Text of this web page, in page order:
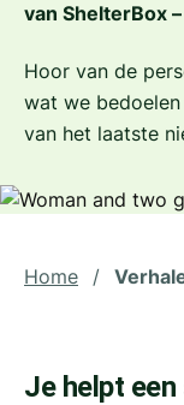
van ShelterBox
Hoor van de
wat we
van het laatste
Home /
Je helpt